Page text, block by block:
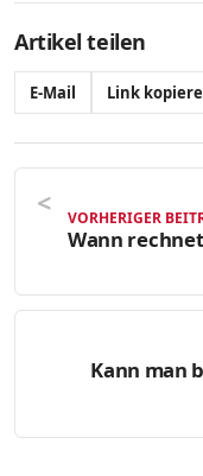
Artikel teilen
E-Mail Link
VORHERIGER
Wann
Kann man